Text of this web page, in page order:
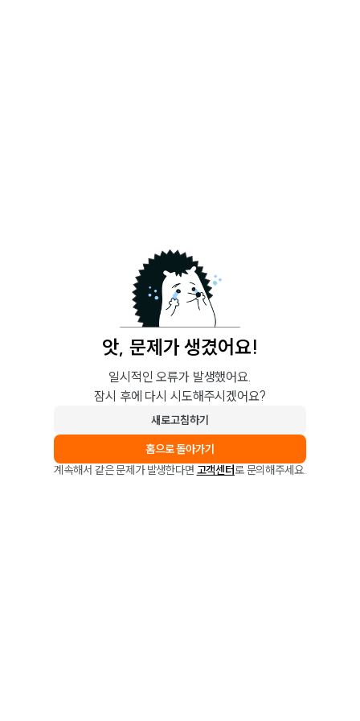
앗, 문제가 생겼어요!
일시적인 오류가 발생했어요.
잠시 후에 다시 시도해주시겠어요?
새로고침하기
홈으로 돌아가기
계속해서 같은 문제가 발생한다면 고객센터로 문의해주세요.